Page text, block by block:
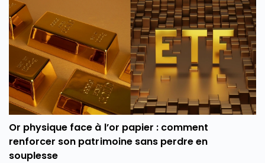
Or physique face à l’or papier : comment
renforcer son patrimoine sans perdre en
souplesse